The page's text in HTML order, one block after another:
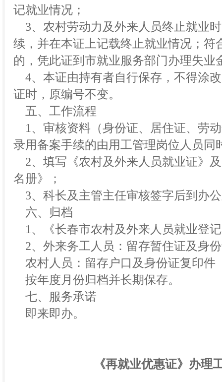
记就业情况；
3、农村劳动力及外来人员终止就业
续，并在本证上记载终止就业情况；符
的，凭此证到市就业服务部门办理失业
4、本证由持有者自行保存，不得涂
证时，原编号不变。
五、工作流程
1、审核资料（身份证、居住证、劳
录用备案手续的由用工管理岗位人员同
2、填写《农村及外来人员就业证》
名册》；
3、科长及主管主任审核签字后到办
六、归档
1、《长春市农村及外来人员就业登
2、外来务工人员：留存暂住证及身
农村人员：留存户口及身份证复印件
按年度月份归档并长期保存。
七、服务承诺
即来即办。
《再就业优惠证》办理工